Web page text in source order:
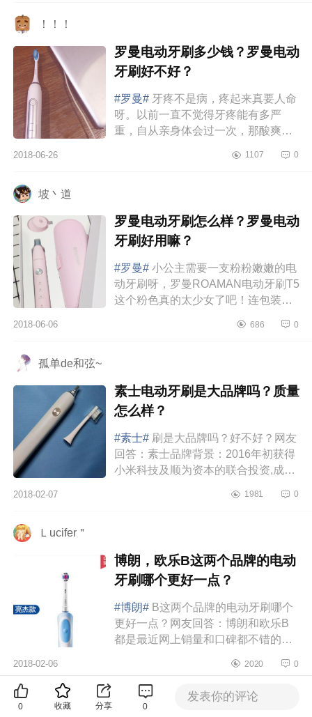
！！！
罗曼电动牙刷多少钱？罗曼电动
牙刷好不好？
#罗曼# 牙疼不是病，疼起来真要人命
呀。以前一直不觉得牙疼能有多严
重，自从亲身体会过一次，那酸爽，
疼，感觉脑壳都要爆了。后来去看
2018-06-26 1107 0
坡丶道
罗曼电动牙刷怎么样？罗曼电动
牙刷好用嘛？
#罗曼# 小公主需要一支粉粉嫩嫩的电
动牙刷呀，罗曼ROAMAN电动牙刷T5
这个粉色真的太少女了吧！连包装都
看，颜值简直了！连使用感和质感
2018-06-06 686 0
孤单de和弦~
素士电动牙刷是大品牌吗？质量
怎么样？
#素士# 刷是大品牌吗？好不好？网友
回答：素士品牌背景：2016年初获得
小米科技及顺为资本的联合投资,成为
康护理消费电子产品的公司，其...
2018-02-07 1981 0
Ｌucifer＂
博朗，欧乐B这两个品牌的电动
牙刷哪个更好一点？
#博朗# B这两个品牌的电动牙刷哪个
更好一点？网友回答：博朗和欧乐B
都是最近网上销量和口碑都不错的电
时候经常拿来作比较，那么到底哪...
2018-02-06 2020 0
精选推荐 更多推荐
0 收藏 分享 0
发表你的评论